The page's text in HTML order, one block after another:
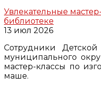
Увлекательные
библиотеке
13 июл 2026
Сотрудники
муниципального
мастер-классы по
маше.